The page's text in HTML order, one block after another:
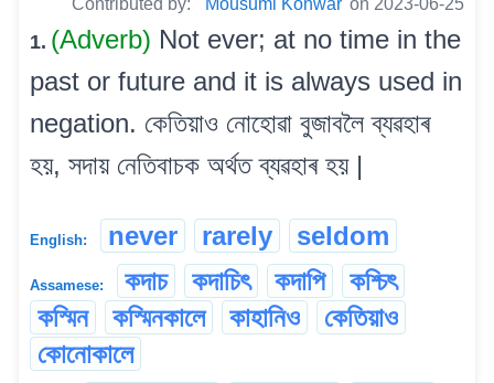
Contributed by: Mousumi Konwar on 2023-06-25
1. (Adverb) Not ever; at no time in the
past or future and it is always used in
negation. কেতিয়াও নোহোৱা বুজাবলৈ ব্যৱহাৰ
হয়, সদায় নেতিবাচক অৰ্থত ব্যৱহাৰ হয় |
English: never rarely seldom
Assamese: কদাচ কদাচিৎ কদাপি
কশ্চিৎ
কস্মিন
কস্মিনকালে কাহানিও
কেতিয়াও
কোনোকালে